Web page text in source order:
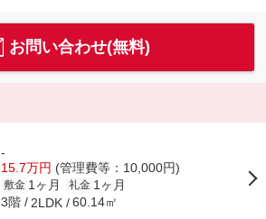
お問い合わせ(無料)
-
15.7万円 (管理費等：10,000円)
敷金 1ヶ月 礼金 1ヶ月
3階 2LDK 60.14㎡